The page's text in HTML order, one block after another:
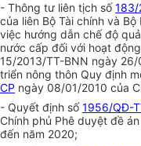
- Thông tư liên tịch số183/
của liên Bộ Tài chính và
việc hướng dẫn chế độ
nước cấp đối với hoạt
15/2013/TT-BNN ngày 26/
triển nông thôn Quy định
CP ngày 08/01/2010 của
- Quyết định số1956/QĐ-
Chính phủ Phê duyệt đề
đến năm 2020;